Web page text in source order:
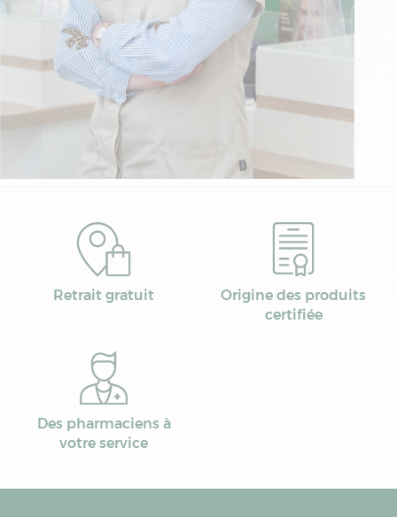
Retrait gratuit
Origine des produits
certifiée
Des pharmaciens à
votre service